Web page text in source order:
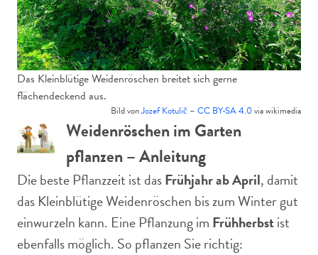
Das Kleinblütige Weidenröschen breitet sich gerne
flächendeckend aus.
Bild vonJozef Kotulič – CC BY-SA 4.0via wikimedia
Weidenröschen im Garten
pflanzen – Anleitung
Die beste Pflanzzeit ist dasFrühjahr ab April, damit
das Kleinblütige Weidenröschen bis zum Winter gut
einwurzeln kann. Eine Pflanzung im Frühherbstist
ebenfalls möglich. So pflanzen Sie richtig: